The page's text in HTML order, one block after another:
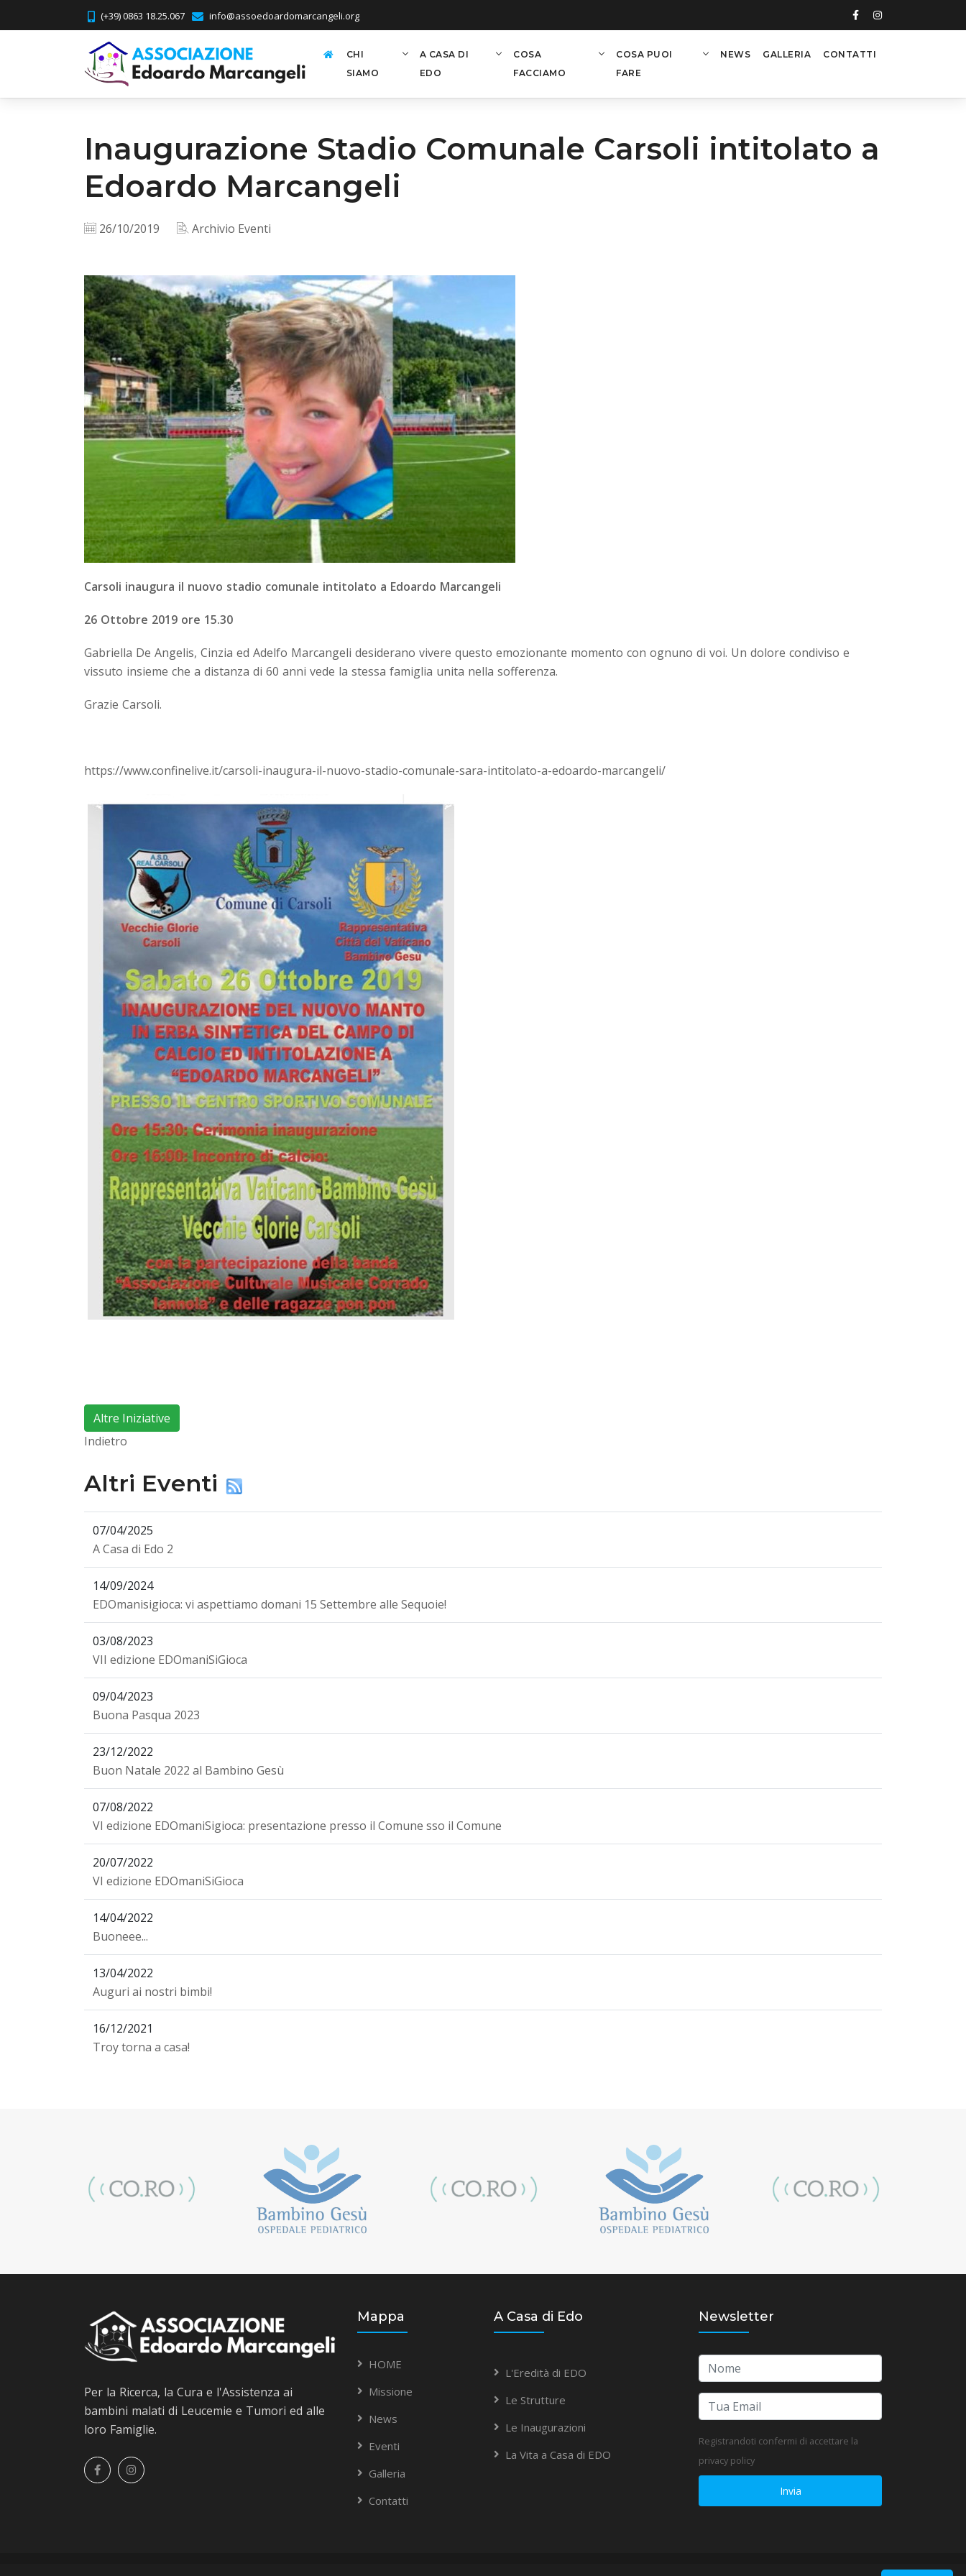
(+39) 0863 18.25.067 info@assoedoardomarcangeli.org
CHI
SIAMO
A CASA DI
EDO
COSA
FACCIAMO
COSA PUOI
FARE
NEWS GALLERIA CONTATTI
Inaugurazione Stadio Comunale Carsoli intitolato a
Edoardo Marcangeli
26/10/2019 Archivio Eventi
Carsoli inaugura il nuovo stadio comunale intitolato a Edoardo Marcangeli
26 Ottobre 2019 ore 15.30
Gabriella De Angelis, Cinzia ed Adelfo Marcangeli desiderano vivere questo emozionante momento con ognuno di voi. Un dolore condiviso e
vissuto insieme che a distanza di 60 anni vede la stessa famiglia unita nella sofferenza.
Grazie Carsoli.
https://www.confinelive.it/carsoli-inaugura-il-nuovo-stadio-comunale-sara-intitolato-a-edoardo-marcangeli/
Altre Iniziative
Indietro
Altri Eventi
07/04/2025
A Casa di Edo 2
14/09/2024
EDOmanisigioca: vi aspettiamo domani 15 Settembre alle Sequoie!
03/08/2023
VII edizione EDOmaniSiGioca
09/04/2023
Buona Pasqua 2023
23/12/2022
Buon Natale 2022 al Bambino Gesù
07/08/2022
VI edizione EDOmaniSigioca: presentazione presso il Comune sso il Comune
20/07/2022
VI edizione EDOmaniSiGioca
14/04/2022
Buoneee...
13/04/2022
Auguri ai nostri bimbi!
16/12/2021
Troy torna a casa!
Per la Ricerca, la Cura e l'Assistenza ai
bambini malati di Leucemie e Tumori ed alle
loro Famiglie.
Mappa
HOME
Missione
News
Eventi
Galleria
Contatti
A Casa di Edo
L'Eredità di EDO
Le Strutture
Le Inaugurazioni
La Vita a Casa di EDO
Newsletter
Registrandoti confermi di accettare la
privacy policy